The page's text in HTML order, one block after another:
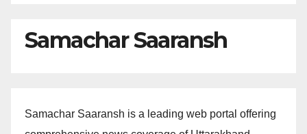
Samachar Saaransh
Samachar Saaransh is a leading web portal offering